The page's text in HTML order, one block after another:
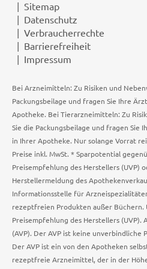
Sitemap
Datenschutz
Verbraucherrechte
Barrierefreiheit
Impressum
Bei Arzneimitteln: Zu Risiken und
Packungsbeilage und fragen Sie Ihre
Apotheke. Bei Tierarzneimitteln: Zu
Sie die Packungsbeilage und fragen
in Ihrer Apotheke. Nur solange Vorrat
Preise inkl. MwSt. * Sparpotential
Preisempfehlung des Herstellers (UVP)
Herstellermeldung des
Informationsstelle für
rezeptfreien Produkten außer Büchern.
Preisempfehlung des Herstellers (UVP).
(AVP). Der AVP ist keine
Der AVP ist ein von den Apotheken
rezeptfreie Arzneimittel, der in der